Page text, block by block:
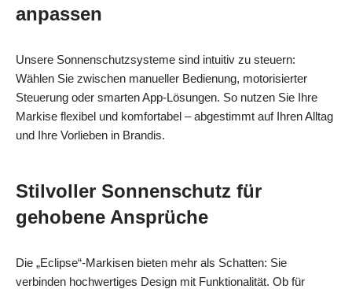
anpassen
Unsere Sonnenschutzsysteme sind intuitiv zu steuern:
Wählen Sie zwischen manueller Bedienung, motorisierter
Steuerung oder smarten App-Lösungen. So nutzen Sie Ihre
Markise flexibel und komfortabel – abgestimmt auf Ihren Alltag
und Ihre Vorlieben in Brandis.
Stilvoller Sonnenschutz für
gehobene Ansprüche
Die „Eclipse“-Markisen bieten mehr als Schatten: Sie
verbinden hochwertiges Design mit Funktionalität. Ob für